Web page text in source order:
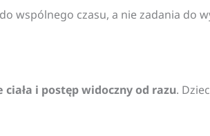
wspólnego czasu, a nie zadania do
i postęp widoczny od razu.